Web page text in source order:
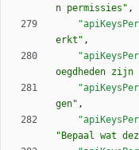
n permissies" ,
erkt" ,
oegdheden
gen" ,
"Bepaal wat